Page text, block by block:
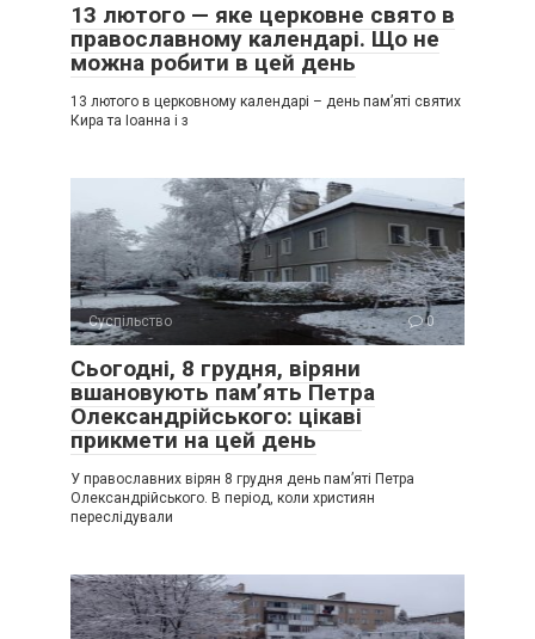
13 лютого — яке церковне свято в
православному календарі. Що не
можна робити в цей день
13 лютого в церковному календарі – день пам’яті святих
Кира та Іоанна і з
Суспільство 0
Сьогодні, 8 грудня, віряни
вшановують пам’ять Петра
Олександрійського: цікаві
прикмети на цей день
У православних вірян 8 грудня день пам’яті Петра
Олександрійського. В період, коли християн
переслідували